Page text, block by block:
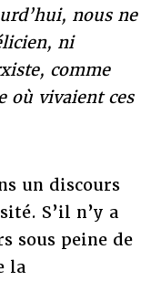
nous ne
ni
comme
où vivaient ces
un discours
S’il n’y a
sous peine de
la